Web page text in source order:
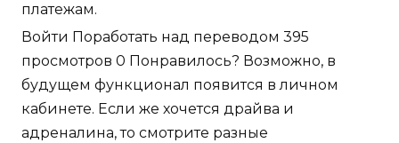
платежам.
Войти Поработать над переводом 395
просмотров 0 Понравилось? Возможно, в
будущем функционал появится в личном
кабинете. Если же хочется драйва и
адреналина, то смотрите разные